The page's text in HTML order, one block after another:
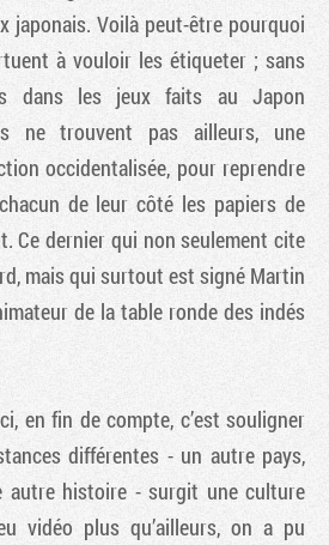
japonais. Voilà peut-être pourquoi
à vouloir les étiqueter ; sans
dans les jeux faits au Japon
ne trouvent pas ailleurs, une
occidentalisée, pour reprendre
de leur côté les papiers de
Ce dernier qui non seulement cite
mais qui surtout est signé Martin
de la table ronde des indés
en fin de compte, c’est souligner
différentes - un autre pays,
autre histoire - surgit une culture
vidéo plus qu’ailleurs, on a pu